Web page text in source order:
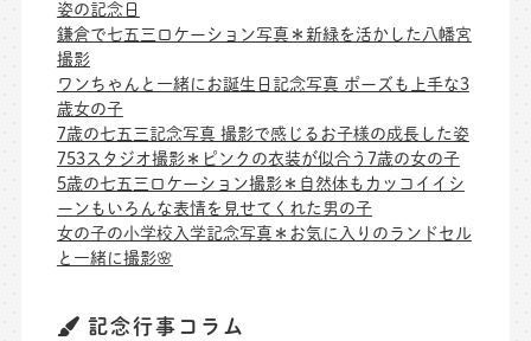
姿の記念日
鎌倉で七五三ロケーション写真＊新緑を活かした八幡宮
撮影
ワンちゃんと一緒にお誕生日記念写真 ポーズも上手な3
歳女の子
7歳の七五三記念写真 撮影で感じるお子様の成長した姿
753スタジオ撮影＊ピンクの衣装が似合う7歳の女の子
5歳の七五三ロケーション撮影＊自然体もカッコイイシ
ーンもいろんな表情を見せてくれた男の子
女の子の小学校入学記念写真＊お気に入りのランドセル
と一緒に撮影🌸
記念行事コラム